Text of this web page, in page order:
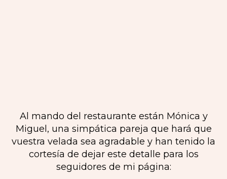
Al mando del restaurante están Mónica y
Miguel, una simpática pareja que hará que
vuestra velada sea agradable y han tenido la
cortesía de dejar este detalle para los
seguidores de mi página: